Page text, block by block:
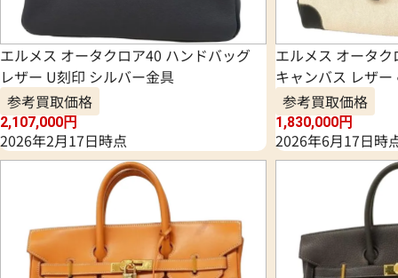
エルメス オータクロア40 ハンドバッグ
レザー U刻印 シルバー金具
参考買取価格
2,107,000円
2026年2月17日時点
エルメス オータ
キャンバス レザ
参考買取価格
1,830,000円
2026年6月17日時